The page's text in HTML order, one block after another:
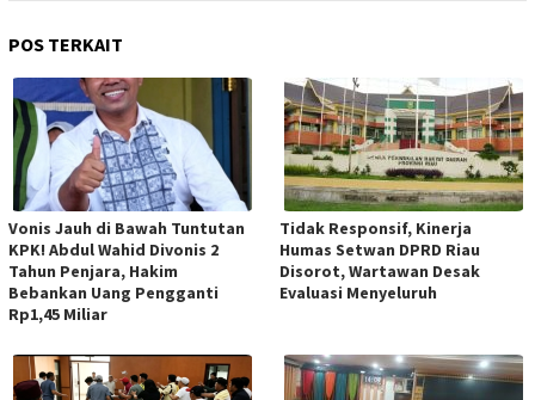
POS TERKAIT
Vonis Jauh di Bawah Tuntutan
KPK! Abdul Wahid Divonis 2
Tahun Penjara, Hakim
Bebankan Uang Pengganti
Rp1,45 Miliar
Tidak Responsif, Kinerja
Humas Setwan DPRD Riau
Disorot, Wartawan Desak
Evaluasi Menyeluruh